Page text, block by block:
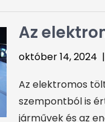
Az
október 14, 2024 |
Az elektromos
szempontból is
járművek és az